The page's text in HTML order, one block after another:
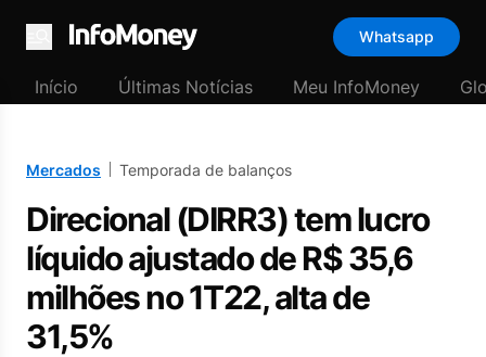
Menu
Whatsapp
Início Últimas Notícias Meu InfoMoney
Mercados Temporada de balanços
Direcional (DIRR3) tem lucro
líquido ajustado de R$ 35,6
milhões no 1T22, alta de
31,5%